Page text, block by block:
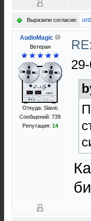
Выразили согласие:
AudioMagic
Ветеран
Откуда: Slavic
Сообщений: 739
Репутация: 14